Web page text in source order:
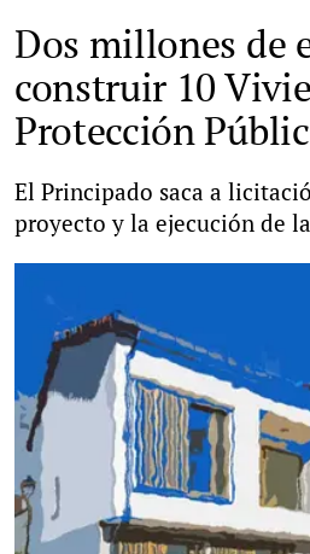
Dos millones de
construir 10
Protección
El Principado saca a
proyecto y la ejecución de